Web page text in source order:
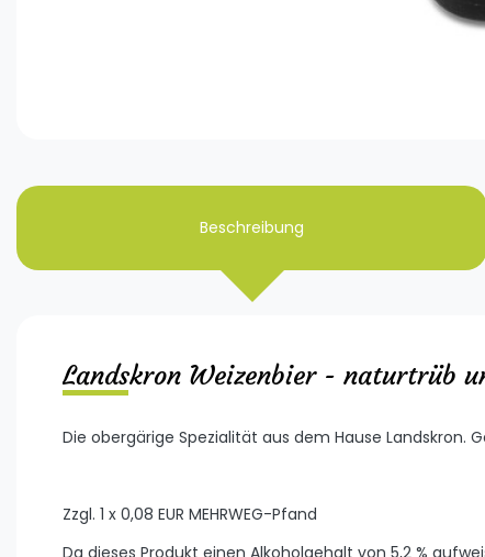
Beschreibung
Landskron Weizenbier - naturtrüb
Die obergärige Spezialität aus dem Hause
Zzgl. 1 x 0,08 EUR MEHRWEG-Pfand
Da dieses Produkt einen Alkoholgehalt von 5,2 %